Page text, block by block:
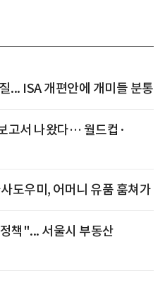
... ISA 개편안에 개미들 분통
고서 나왔다… 월드컵·
도우미, 어머니 유품 훔쳐가
책"... 서울시 부동산